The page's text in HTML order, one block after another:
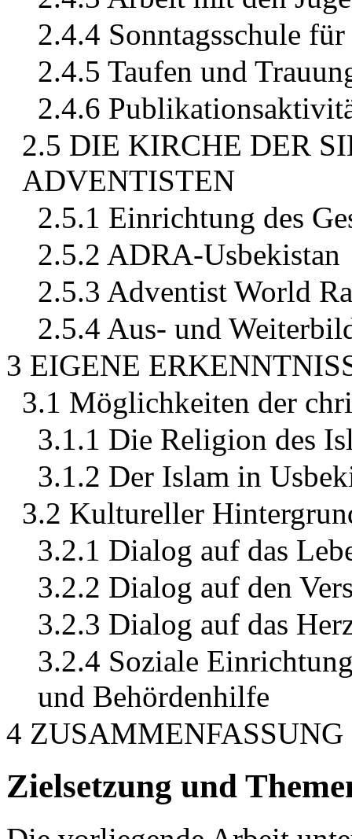
2.4.4 Sonntagsschule
2.4.5 Taufen und
2.4.6
2.5 DIE KIRCHE DER
ADVENTISTEN
2.5.1 Einrichtung des
2.5.2 ADRA-Usbekistan
2.5.3 Adventist World
2.5.4 Aus- und
3 EIGENE
3.1 Möglichkeiten der
3.1.1 Die Religion des
3.1.2 Der Islam in
3.2 Kultureller
3.2.1 Dialog auf das
3.2.2 Dialog auf den
3.2.3 Dialog auf das
3.2.4 Soziale
und Behördenhilfe
4 ZUSAMMENFASSUNG
Zielsetzung und